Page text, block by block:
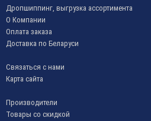
Дропшиппинг, выгрузка ассортимента
О Компании
Оплата заказа
Доставка по Беларуси
Связаться с нами
Карта сайта
Производители
Товары со скидкой